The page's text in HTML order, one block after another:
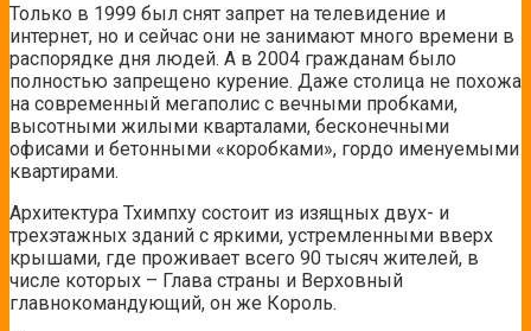
Только в 1999 был снят запрет на телевидение и
интернет, но и сейчас они не занимают много времени в
распорядке дня людей. А в 2004 гражданам было
полностью запрещено курение. Даже столица не похожа
на современный мегаполис с вечными пробками,
высотными жилыми кварталами, бесконечными
офисами и бетонными «коробками», гордо именуемыми
квартирами.
Архитектура Тхимпху состоит из изящных двух- и
трехэтажных зданий с яркими, устремленными вверх
крышами, где проживает всего 90 тысяч жителей, в
числе которых – Глава страны и Верховный
главнокомандующий, он же Король.